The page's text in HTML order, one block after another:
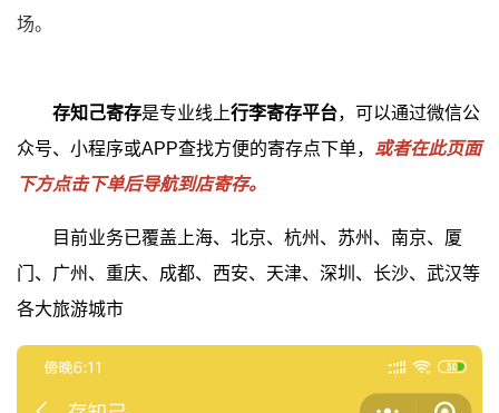
场。
存知己寄存是专业线上行李寄存平台，可以通过微信公
众号、小程序或APP查找方便的寄存点下单， 或者在此页面
下方点击下单后导航到店寄存。
目前业务已覆盖上海、北京、杭州、苏州、南京、厦
门、广州、重庆、成都、西安、天津、深圳、长沙、武汉等
各大旅游城市